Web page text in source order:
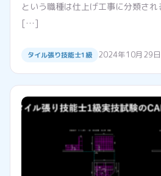
という職種は仕上げ工事に分類さ
[…]
タイル張り技能士1級 2024年10月29日